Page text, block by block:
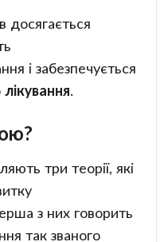
досягається
і забезпечується
лікування.
три теорії, які
з них говорить
так званого